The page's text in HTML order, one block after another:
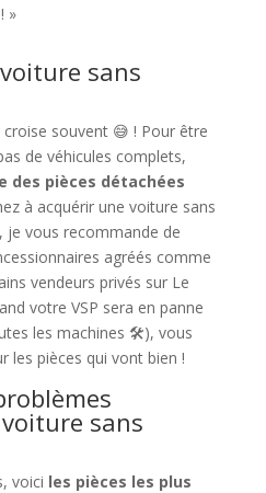
»
sans
souvent 😅 ! Pour être
de véhicules complets,
des pièces détachées
à acquérir une voiture sans
je vous recommande de
agréés comme
vendeurs privés sur Le
votre VSP sera en panne
les machines 🛠️), vous
les pièces qui vont bien !
sans
voici les pièces les plus